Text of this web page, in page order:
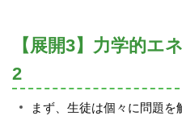
【展開3】力学的エ
2
まず、生徒は個々に問題